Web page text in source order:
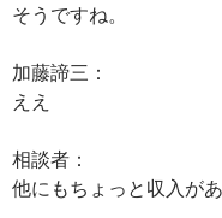
そうですね。
加藤諦三：
ええ
相談者：
他にもちょっと収入が